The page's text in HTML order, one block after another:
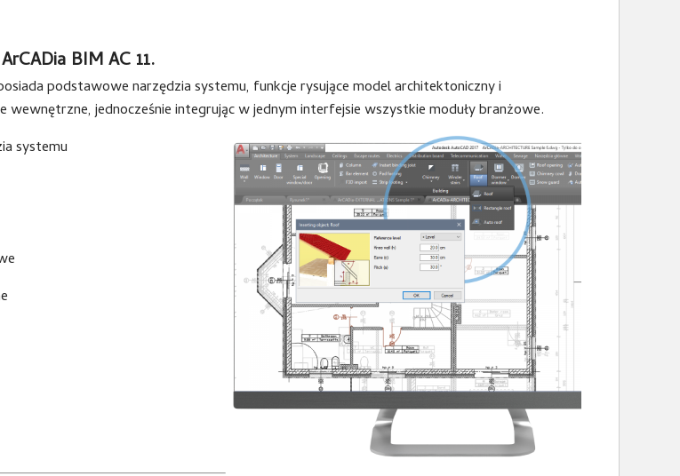
BIM AC 11.
podstawowe narzędzia systemu, funkcje rysujące model architektoniczny i
wewnętrzne, jednocześnie integrując w jednym interfejsie wszystkie moduły branżowe.
systemu